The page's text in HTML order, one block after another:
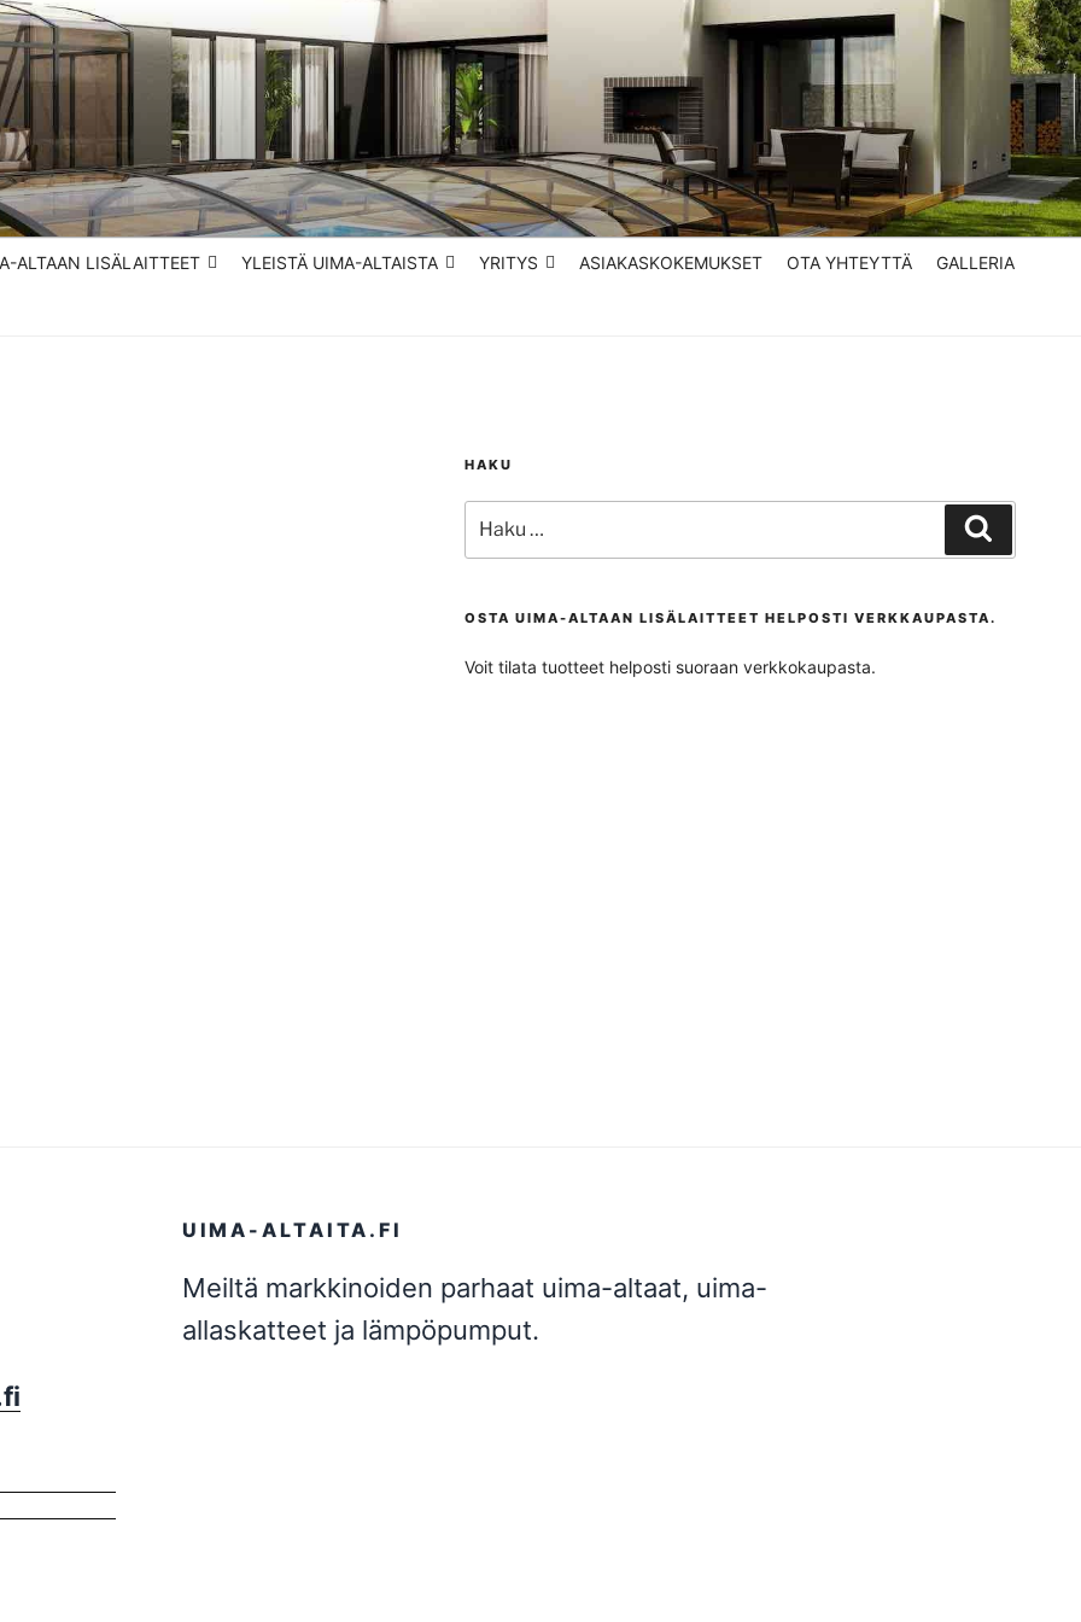
VEDESSÄ
ALTAAN LISÄLAITTEET YLEISTÄ UIMA-ALTAISTA YRITYS ASIAKASKOKEMUKSET OTA YHTEYTTÄ GALLERIA
HAKU
OSTA UIMA-ALTAAN LISÄLAITTEET HELPOSTI VERKKAUPASTA.
Voit tilata tuotteet helposti suoraan verkkokaupasta.
UIMA-ALTAITA.FI
Meiltä markkinoiden parhaat uima-altaat, uima-
allaskatteet ja lämpöpumput.